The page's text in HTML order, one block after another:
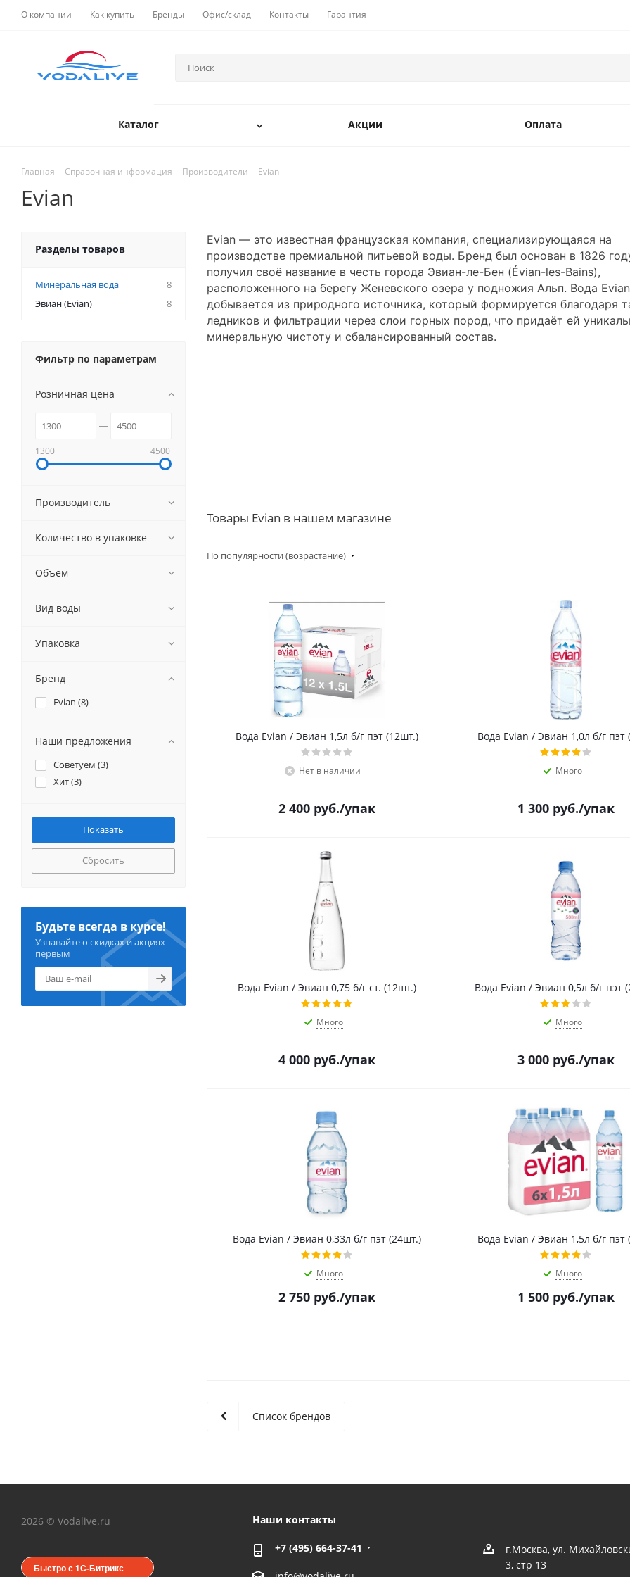
О компании Как купить Бренды Офис/склад Контакты Гарантия
Каталог Акции Оплата
Главная - Справочная информация - Производители - Evian
Evian
Evian — это известная французская компания, специализирующаяся на
производстве премиальной питьевой воды. Бренд был основан в 1826
получил своё название в честь города Эвиан-ле-Бен (Évian-les-Bains),
расположенного на берегу Женевского озера у подножия Альп. Вода Evian
добывается из природного источника, который формируется благодаря
ледников и фильтрации через слои горных пород, что придаёт ей
минеральную чистоту и сбалансированный состав.
Товары Evian в нашем магазине
По популярности (возрастание)
Вода Evian / Эвиан 1,5л б/г пэт (12шт.)
Нет в наличии
2 400 руб./упак
Вода Evian / Эвиан 1,0л б/г пэт
Много
1 300 руб./упак
Вода Evian / Эвиан 0,75 б/г ст. (12шт.)
Много
4 000 руб./упак
Вода Evian / Эвиан 0,5л б/г пэт
Много
3 000 руб./упак
Вода Evian / Эвиан 0,33л б/г пэт (24шт.)
Много
2 750 руб./упак
Вода Evian / Эвиан 1,5л б/г пэт
Много
1 500 руб./упак
Список брендов
Разделы товаров
Минеральная вода
8
Эвиан (Evian)
8
Фильтр по параметрам
Розничная цена
1300 4500
Производитель
Количество в упаковке
Объем
Вид воды
Упаковка
Бренд
Evian (8)
Наши предложения
Советуем (3)
Хит (3)
Сбросить
Будьте всегда в курсе!
Узнавайте о скидках и акциях
первым
2026 © Vodalive.ru
Быстро с 1С-Битрикс
Наши контакты
+7 (495) 664-37-41
г.Москва, ул.
3, стр 13